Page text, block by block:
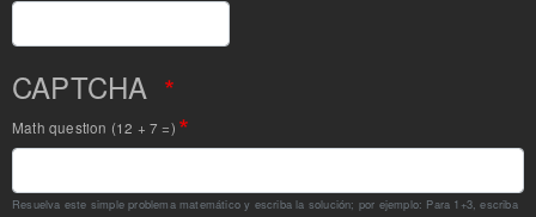
Buscar
CAPTCHA
Math question (12 + 7 =)
Resuelva este simple problema matemático y escriba la solución; por ejemplo: Para 1+3, escriba